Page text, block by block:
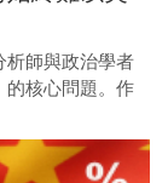
析師與政治學者
的核心問題。作
才是決定競爭勝
推薦，也有多